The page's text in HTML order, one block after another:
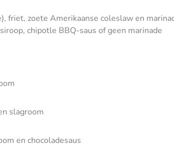
friet, zoete Amerikaanse coleslaw en
chipotle BBQ-saus of geen marinade
slagroom
en chocoladesaus